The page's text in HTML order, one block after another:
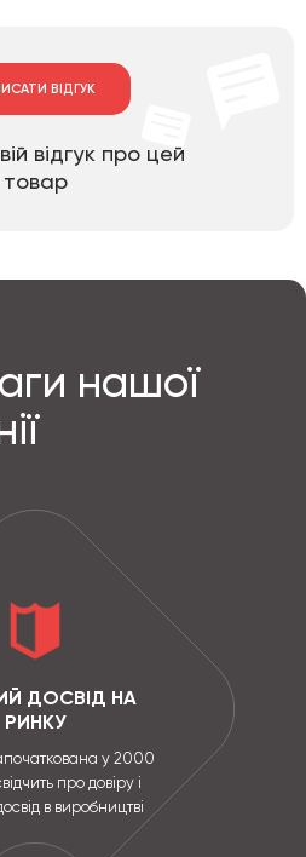
ВІДГУК
відгук про цей
товар
нашої
ДОСВІД НА
РИНКУ
у 2000
про довіру і
в виробництві